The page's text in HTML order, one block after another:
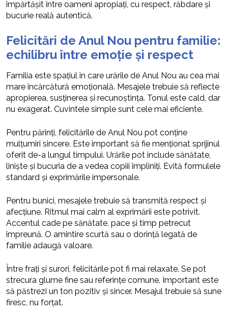
împărtășit între oameni apropiați, cu respect, răbdare și
bucurie reală autentică.
Felicitări de Anul Nou pentru familie:
echilibru între emoție și respect
Familia este spațiul în care urările de Anul Nou au cea mai
mare încărcătură emoțională. Mesajele trebuie să reflecte
apropierea, susținerea și recunoștința. Tonul este cald, dar
nu exagerat. Cuvintele simple sunt cele mai eficiente.
Pentru părinți, felicitările de Anul Nou pot conține
mulțumiri sincere. Este important să fie menționat sprijinul
oferit de-a lungul timpului. Urările pot include sănătate,
liniște și bucuria de a vedea copiii împliniți. Evită formulele
standard și exprimările impersonale.
Pentru bunici, mesajele trebuie să transmită respect și
afecțiune. Ritmul mai calm al exprimării este potrivit.
Accentul cade pe sănătate, pace și timp petrecut
împreună. O amintire scurtă sau o dorință legată de
familie adaugă valoare.
Între frați și surori, felicitările pot fi mai relaxate. Se pot
strecura glume fine sau referințe comune. Important este
să păstrezi un ton pozitiv și sincer. Mesajul trebuie să sune
firesc, nu forțat.